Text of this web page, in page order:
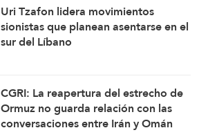
Uri Tzafon lidera movimientos
sionistas que planean asentarse en el
sur del Líbano
CGRI: La reapertura del estrecho de
Ormuz no guarda relación con las
conversaciones entre Irán y Omán